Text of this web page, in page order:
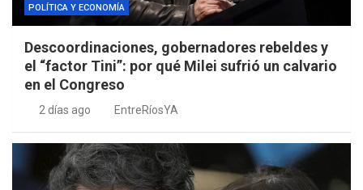
POLÍTICA Y ECONOMÍA
Descoordinaciones, gobernadores rebeldes y
el “factor Tini”: por qué Milei sufrió un calvario
en el Congreso
2 días ago EntreRíosYA